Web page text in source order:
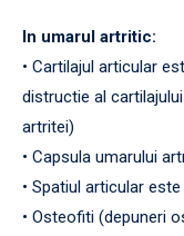
In umarul artritic:
• Cartilajul articular
distructie al
artritei)
• Capsula umarului
• Spatiul articular
• Osteofiti (depuneri